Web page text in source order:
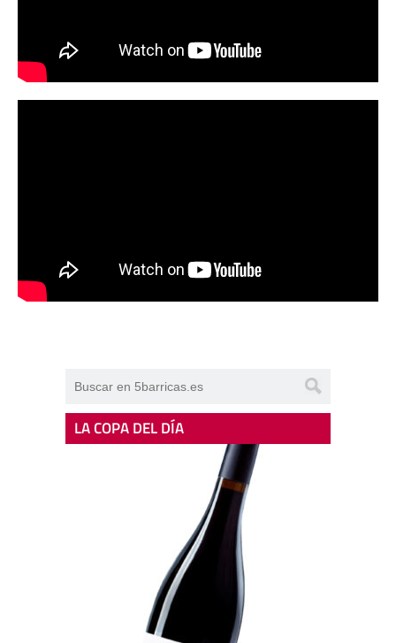
LA COPA DEL DÍA